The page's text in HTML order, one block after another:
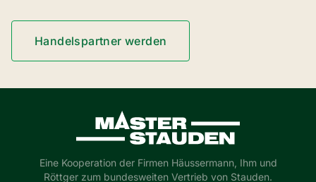
Handelspartner werden
Master-Stauden
Eine Kooperation der Firmen Häussermann, Ihm und
Röttger zum bundesweiten Vertrieb von Stauden.